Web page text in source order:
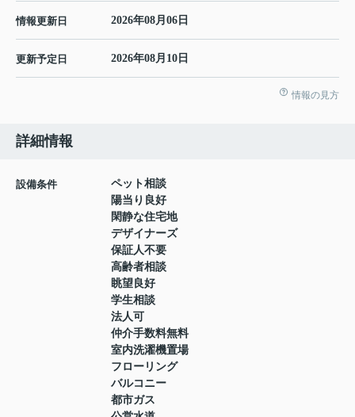
情報更新日 2026年08月06日
更新予定日 2026年08月10日
情報の見方
詳細情報
設備条件
ペット相談
陽当り良好
閑静な住宅地
デザイナーズ
保証人不要
高齢者相談
眺望良好
学生相談
法人可
仲介手数料無料
室内洗濯機置場
フローリング
バルコニー
都市ガス